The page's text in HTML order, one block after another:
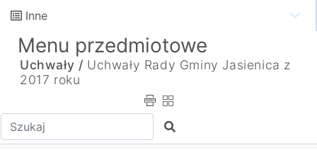
Inne
Menu przedmiotowe
Uchwały / Uchwały Rady Gminy Jasienica z
2017 roku
Wpisz tekst do wyszukania Szukaj